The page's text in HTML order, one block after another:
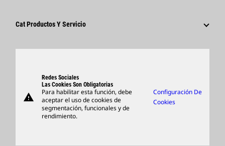
Innovación
Proveedores
Cat Productos Y Servicio
Support
Artículos
Encontrar Un Distribuidor
warning
Redes Sociales
Las Cookies Son Obligatorias
Para habilitar esta función, debe
aceptar el uso de cookies de
segmentación, funcionales y de
rendimiento.
Configuración De
Cookies